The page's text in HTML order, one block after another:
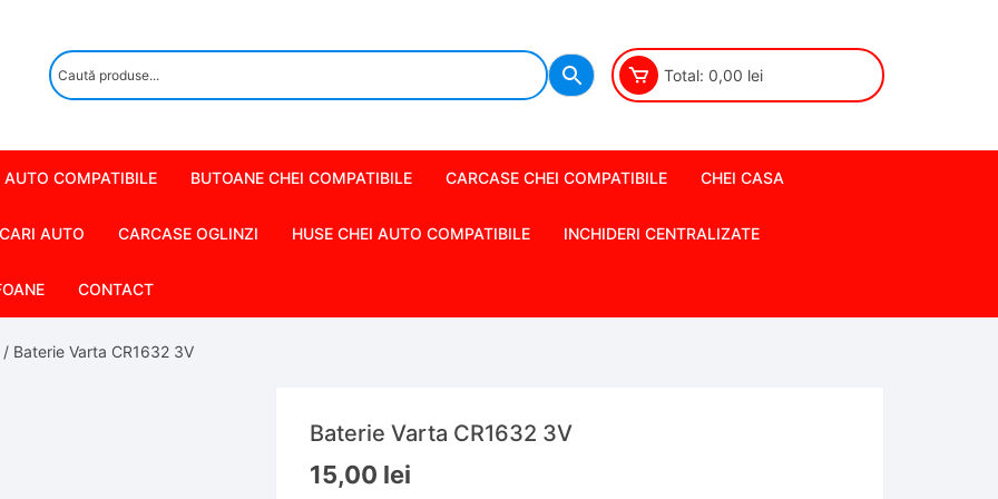
Total: 0,00 lei
AUTO COMPATIBILE BUTOANE CHEI COMPATIBILE CARCASE CHEI COMPATIBILE CHEI CASA
AUTO CARCASE OGLINZI HUSE CHEI AUTO COMPATIBILE INCHIDERI CENTRALIZATE
CONTACT
/ Baterie Varta CR1632 3V
Baterie Varta CR1632 3V
15,00 lei